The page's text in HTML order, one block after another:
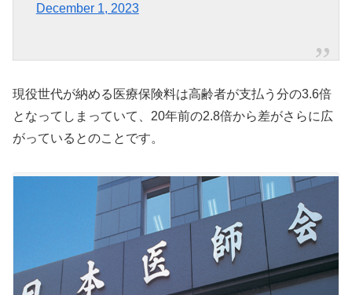
December 1, 2023
現役世代が納める医療保険料は高齢者が支払う分の3.6倍
となってしまっていて、20年前の2.8倍から差がさらに広
がっているとのことです。